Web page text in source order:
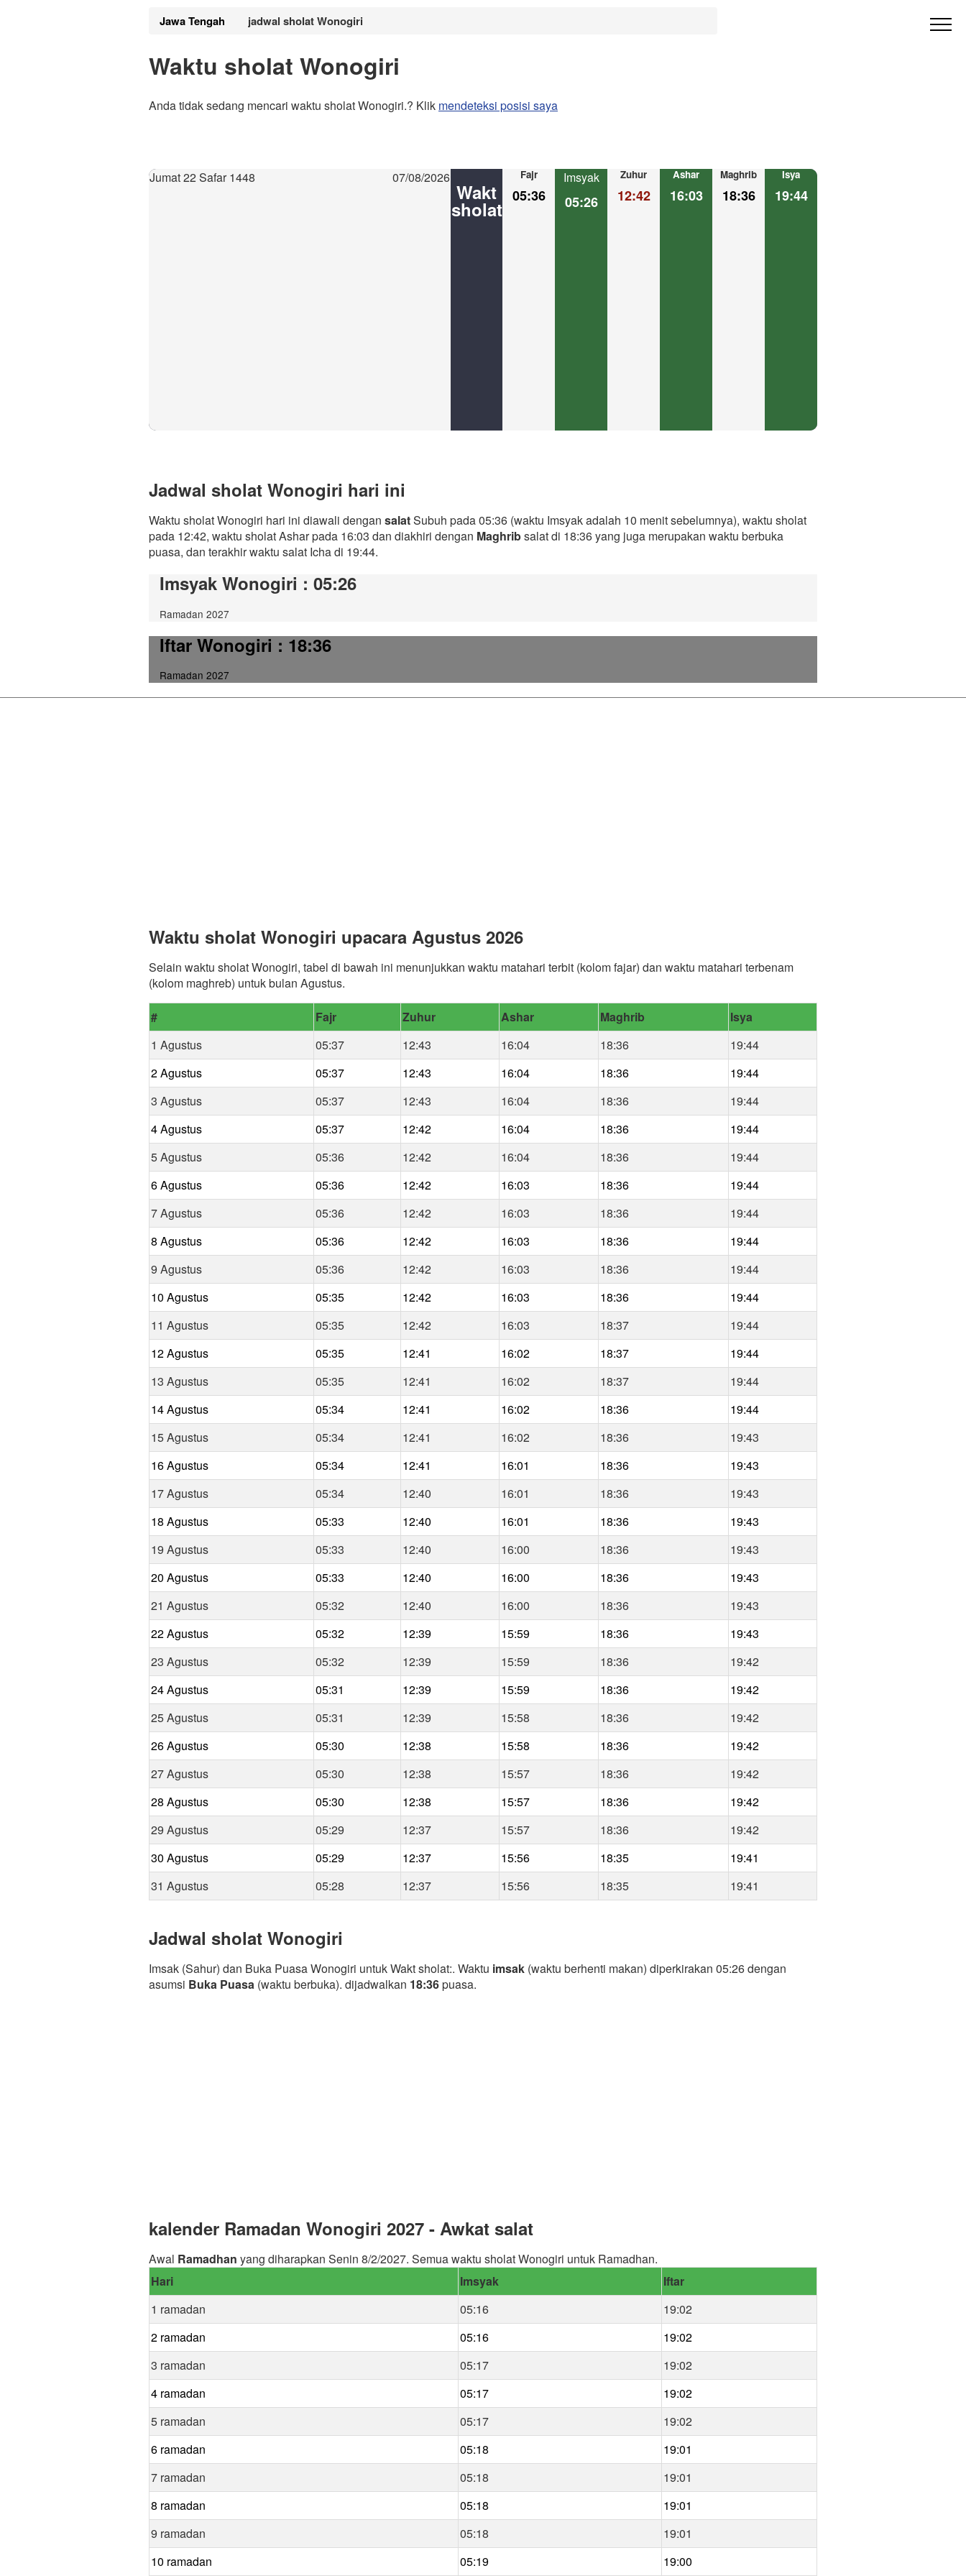
Jawa Tengah jadwal sholat Wonogiri
Waktu sholat Wonogiri
Anda tidak sedang mencari waktu sholat Wonogiri.? Klik mendeteksi posisi saya
Jumat 22 Safar 1448 07/08/2026
Wakt
sholat
Fajr
05:36
Imsyak
05:26
Zuhur
12:42
Ashar
16:03
Maghrib
18:36
Isya
19:44
Jadwal sholat Wonogiri hari ini
Waktu sholat Wonogiri hari ini diawali dengan salatSubuh pada 05:36 (waktu Imsyak adalah 10 menit sebelumnya), waktu sholat
pada 12:42, waktu sholat Ashar pada 16:03 dan diakhiri dengan Maghribsalat di 18:36 yang juga merupakan waktu berbuka
puasa, dan terakhir waktu salat Icha di 19:44.
Imsyak Wonogiri : 05:26
Ramadan 2027
Iftar Wonogiri: 18:36
Ramadan 2027
Waktu sholat Wonogiri upacara Agustus 2026
Selain waktu sholat Wonogiri, tabel di bawah ini menunjukkan waktu matahari terbit (kolom fajar) dan waktu matahari terbenam
(kolom maghreb) untuk bulan Agustus.
# Fajr Zuhur Ashar Maghrib
Isya
1 Agustus
05:37 12:43 16:04 18:36
19:44
2 Agustus
05:37 12:43 16:04 18:36
19:44
3 Agustus
05:37 12:43 16:04 18:36
19:44
4 Agustus
05:37 12:42 16:04 18:36
19:44
5 Agustus
05:36 12:42 16:04 18:36
19:44
6 Agustus
05:36 12:42 16:03 18:36
19:44
7 Agustus
05:36 12:42 16:03 18:36
19:44
8 Agustus
05:36 12:42 16:03 18:36
19:44
9 Agustus
05:36 12:42 16:03 18:36
19:44
10 Agustus
05:35 12:42 16:03 18:36
19:44
11 Agustus
05:35 12:42 16:03 18:37
19:44
12 Agustus
05:35 12:41 16:02 18:37
19:44
13 Agustus
05:35 12:41 16:02 18:37
19:44
14 Agustus
05:34 12:41 16:02 18:36
19:44
15 Agustus
05:34 12:41 16:02 18:36
19:43
16 Agustus
05:34 12:41 16:01 18:36
19:43
17 Agustus
05:34 12:40 16:01 18:36
19:43
18 Agustus
05:33 12:40 16:01 18:36
19:43
19 Agustus
05:33 12:40 16:00 18:36
19:43
20 Agustus
05:33 12:40 16:00 18:36
19:43
21 Agustus
05:32 12:40 16:00 18:36
19:43
22 Agustus
05:32 12:39 15:59 18:36
19:43
23 Agustus
05:32 12:39 15:59 18:36
19:42
24 Agustus
05:31 12:39 15:59 18:36
19:42
25 Agustus
05:31 12:39 15:58 18:36
19:42
26 Agustus
05:30 12:38 15:58 18:36
19:42
27 Agustus
05:30 12:38 15:57 18:36
19:42
28 Agustus
05:30 12:38 15:57 18:36
19:42
29 Agustus
05:29 12:37 15:57 18:36
19:42
30 Agustus
05:29 12:37 15:56 18:35
19:41
31 Agustus
05:28 12:37 15:56 18:35 19:41
Jadwal sholat Wonogiri
Imsak (Sahur) dan Buka Puasa Wonogiri untuk Wakt sholat:. Waktu imsak (waktu berhenti makan) diperkirakan 05:26 dengan
asumsi Buka Puasa (waktu berbuka). dijadwalkan 18:36puasa.
kalender Ramadan Wonogiri 2027 - Awkat salat
Awal Ramadhan yang diharapkan Senin 8/2/2027. Semua waktu sholat Wonogiri untuk Ramadhan.
Hari
Imsyak
Iftar
1 ramadan
05:16
19:02
2 ramadan
05:16
19:02
3 ramadan
05:17
19:02
4 ramadan
05:17
19:02
5 ramadan
05:17
19:02
6 ramadan
05:18
19:01
7 ramadan
05:18
19:01
8 ramadan
05:18
19:01
9 ramadan
05:18
19:01
10 ramadan
05:19 19:00